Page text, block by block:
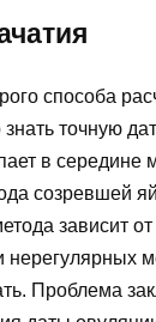
способа
точную
в середине
созревшей
зависит
нерегулярных
Проблема